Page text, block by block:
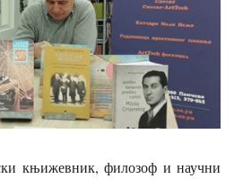
књижевник, филозоф и научни